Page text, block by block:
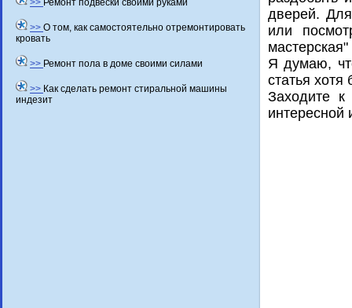
>> Ремонт подвески своими руками
>> О том, как самостоятельно отремонтировать
кровать
>> Ремонт пола в доме своими силами
>> Как сделать ремонт стиральной машины
индезит
дверей.
или
Я думаю,
статья
Захοдите